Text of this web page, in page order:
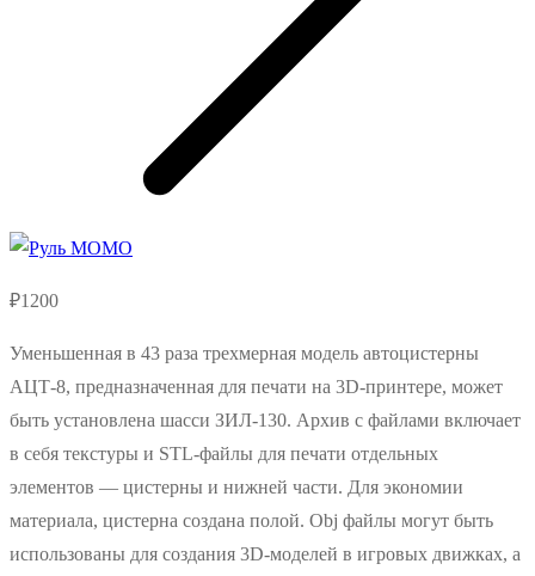
₽1200
Уменьшенная в 43 раза трехмерная модель автоцистерны
АЦТ-8, предназначенная для печати на 3D-принтере, может
быть установлена шасси ЗИЛ-130. Архив с файлами включает
в себя текстуры и STL-файлы для печати отдельных
элементов — цистерны и нижней части. Для экономии
материала, цистерна создана полой. Obj файлы могут быть
использованы для создания 3D-моделей в игровых движках, а